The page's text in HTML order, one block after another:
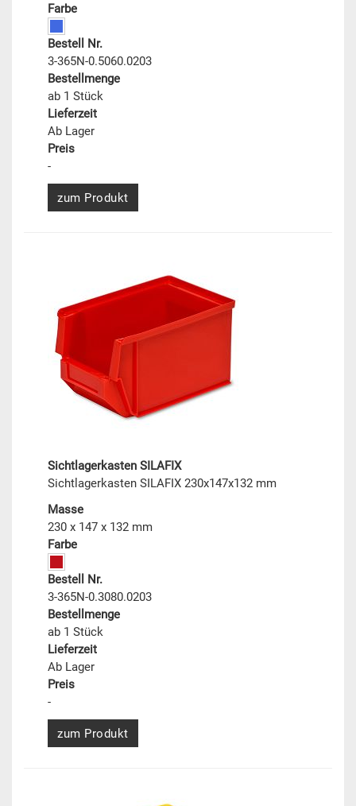
Farbe
Bestell Nr.
3-365N-0.5060.0203
Bestellmenge
ab 1 Stück
Lieferzeit
Ab Lager
Preis
-
zum Produkt
Sichtlagerkasten SILAFIX
Sichtlagerkasten SILAFIX 230x147x132 mm
Masse
230 x 147 x 132 mm
Farbe
Bestell Nr.
3-365N-0.3080.0203
Bestellmenge
ab 1 Stück
Lieferzeit
Ab Lager
Preis
-
zum Produkt